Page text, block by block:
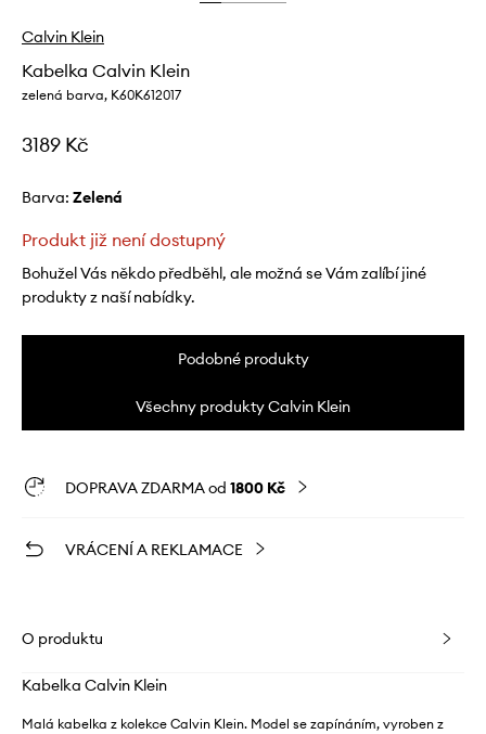
Calvin Klein
Kabelka Calvin Klein
zelená barva, K60K612017
3189 Kč
Barva: zelená
Produkt již není dostupný
Bohužel Vás někdo předběhl, ale možná se Vám zalíbí jiné
produkty z naší nabídky.
Podobné produkty
Všechny produkty Calvin Klein
DOPRAVA ZDARMA od 1800 Kč
VRÁCENÍ A REKLAMACE
O produktu
Kabelka Calvin Klein
Malá kabelka z kolekce Calvin Klein. Model se zapínáním, vyroben z